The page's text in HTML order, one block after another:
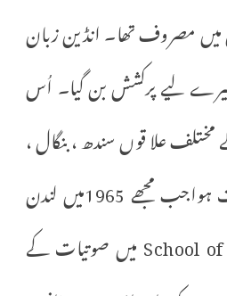
میں مصروف تھا۔ انڈین زبان
میرے لیے پرکشش بن گیا۔ اُس
علا قوں سندھ ، بنگال ،
گجرات ، پنجاب ، اُتر پردیش اور بیہار سے تعلق رکھتے تھے،یہ انتخاب اُس وقت درست ثابت ہواجب مجھے 1965میں لندن
یونیورسٹی کے سکول آف اورینٹل اینڈ افریکن سٹڈیزSchool of Oriental and African Studies میں صوتیات کے